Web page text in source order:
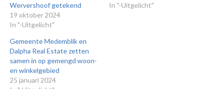
Wervershoof getekend
19 oktober 2024
In "-Uitgelicht"
In "-Uitgelicht"
Gemeente Medemblik en
Dalpha Real Estate zetten
samen in op gemengd woon-
en winkelgebied
25 januari 2024